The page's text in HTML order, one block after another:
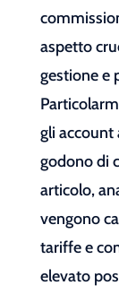
aspetto
gestione e
gli account
godono di
articolo,
vengono
tariffe e
elevato